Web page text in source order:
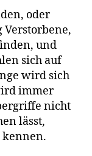
oder
und
sich auf
wird sich
immer
nicht
lässt,
kennen.